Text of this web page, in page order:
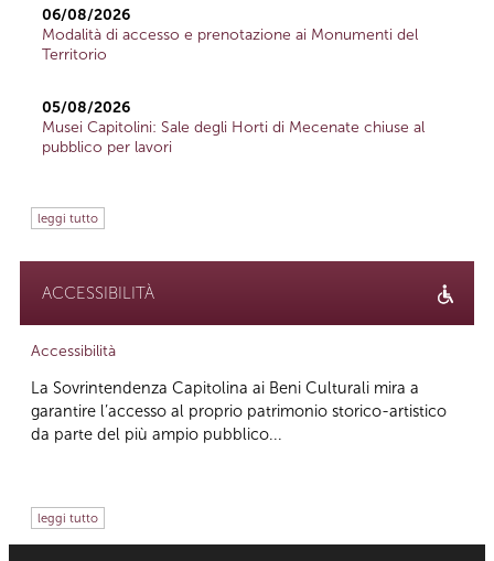
06/08/2026
Modalità di accesso e prenotazione ai Monumenti del
Territorio
05/08/2026
Musei Capitolini: Sale degli Horti di Mecenate chiuse al
pubblico per lavori
leggi tutto
ACCESSIBILITÀ
Accessibilità
La Sovrintendenza Capitolina ai Beni Culturali mira a
garantire l’accesso al proprio patrimonio storico-artistico
da parte del più ampio pubblico...
leggi tutto